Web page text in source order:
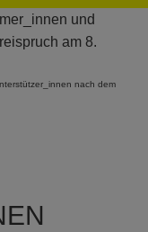
nach dem